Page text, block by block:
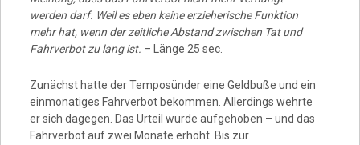
werden darf. Weil es eben keine erzieherische Funktion
mehr hat, wenn der zeitliche Abstand zwischen Tat und
Fahrverbot zu lang ist. – Länge 25 sec.
Zunächst hatte der Temposünder eine Geldbuße und ein
einmonatiges Fahrverbot bekommen. Allerdings wehrte
er sich dagegen. Das Urteil wurde aufgehoben – und das
Fahrverbot auf zwei Monate erhöht. Bis zur